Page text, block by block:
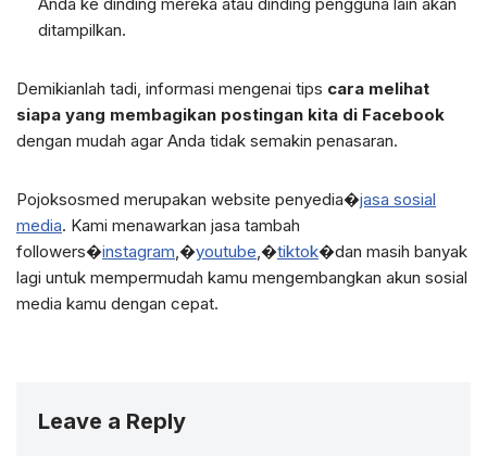
Anda ke dinding mereka atau dinding pengguna lain akan
ditampilkan.
Demikianlah tadi, informasi mengenai tips cara melihat
siapa yang membagikan postingan kita di Facebook
dengan mudah agar Anda tidak semakin penasaran.
Pojoksosmed merupakan website penyedia�jasa sosial
media. Kami menawarkan jasa tambah
followers�instagram,�youtube,�tiktok�dan masih banyak
lagi untuk mempermudah kamu mengembangkan akun sosial
media kamu dengan cepat.
Leave a Reply